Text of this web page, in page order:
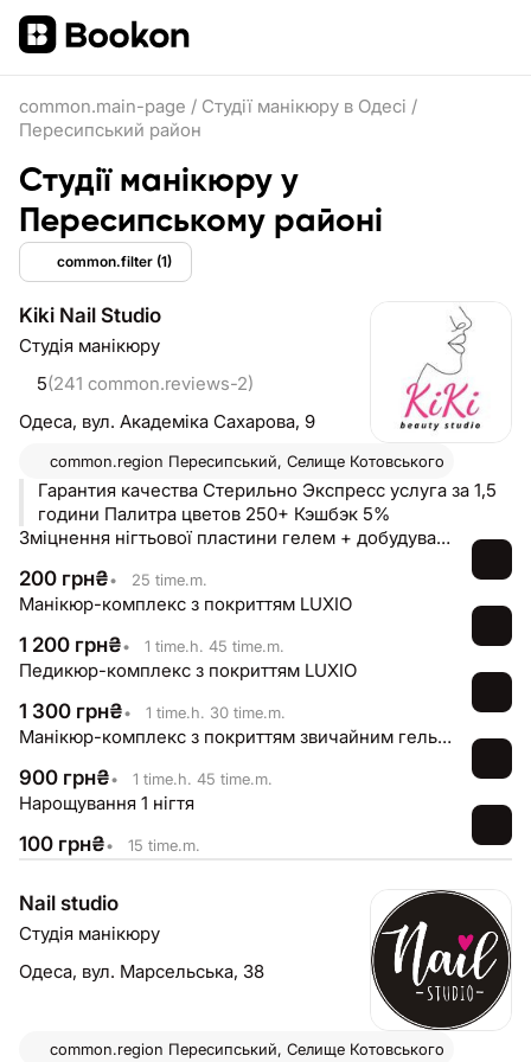
common.main-page / Студії манікюру в Одесі /
Пересипський район
Студії манікюру у
Пересипському районі
common.filter (1)
Kiki Nail Studio
Студія манікюру
5(241 common.reviews-2)
Одеса, вул. Академiка Сахарова, 9
common.region Пересипський, Селище Котовського
Гарантия качества Стерильно Экспресс услуга за 1,5
години Палитра цветов 250+ Кэшбэк 5%
Зміцнення нігтьової пластини гелем + добудування кутів/ паралелей/ підняття клюючих нігтів
200 грн₴• 25 time.m.
Манікюр-комплекс з покриттям LUXIO
1 200 грн₴• 1 time.h. 45 time.m.
Педикюр-комплекс з покриттям LUXIO
1 300 грн₴• 1 time.h. 30 time.m.
Манікюр-комплекс з покриттям звичайним гель-лаком
900 грн₴• 1 time.h. 45 time.m.
Нарощування 1 нігтя
100 грн₴• 15 time.m.
Nail studio
Студія манікюру
Одеса, вул. Марсельська, 38
common.region Пересипський, Селище Котовського